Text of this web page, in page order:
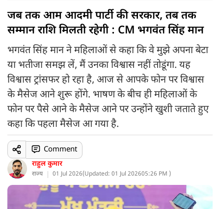
जब तक आम आदमी पार्टी की सरकार, तब तक
सम्मान राशि मिलती रहेगी : CM भगवंत सिंह मान
भगवंत सिंह मान ने महिलाओं से कहा कि वे मुझे अपना बेटा
या भतीजा समझ लें, मैं उनका विश्वास नहीं तोडूंगा. यह
विश्वास ट्रांसफर हो रहा है, आज से आपके फोन पर विश्वास
के मैसेज आने शुरू होंगे. भाषण के बीच ही महिलाओं के
फोन पर पैसे आने के मैसेज आने पर उन्होंने खुशी जताते हुए
कहा कि पहला मैसेज आ गया है.
राहुल कुमार
राज्य 01 Jul 2026(Updated: 01 Jul 202605:26 PM )
Comment